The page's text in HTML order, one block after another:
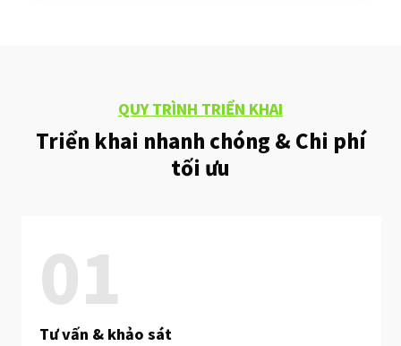
QUY TRÌNH TRIỂN KHAI
Triển khai nhanh chóng & Chi phí
tối ưu
01
Tư vấn & khảo sát